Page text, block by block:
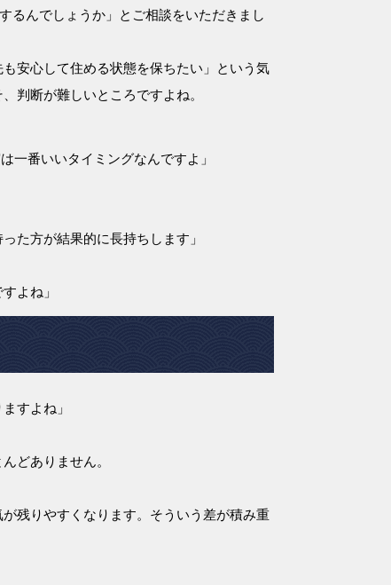
るんでしょうか」とご相談をいただきまし
安心して住める状態を保ちたい」という気
判断が難しいところですよね。
一番いいタイミングなんですよ」
た方が結果的に長持ちします」
よね」
すよね」
どありません。
残りやすくなります。そういう差が積み重